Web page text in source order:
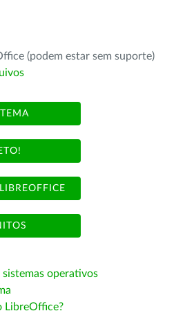
(podem estar sem suporte)
operativos
LibreOffice?